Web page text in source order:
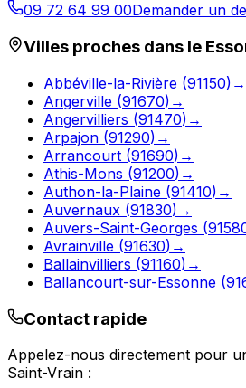
09 72 64 99 00Demander un
Villes proches dans le
Abbéville-la-Rivière (91150) →
Angerville (91670) →
Angervilliers (91470) →
Arpajon (91290) →
Arrancourt (91690) →
Athis-Mons (91200) →
Authon-la-Plaine (91410) →
Auvernaux (91830) →
Auvers-Saint-Georges (
Avrainville (91630) →
Ballainvilliers (91160) →
Ballancourt-sur-Essonne (
Contact rapide
Appelez-nous directement pour
Saint-Vrain :